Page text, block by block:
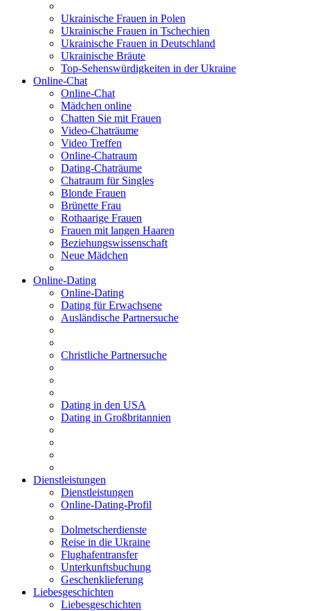
Ukrainische Frauen in Polen
Ukrainische Frauen in Tschechien
Ukrainische Frauen in Deutschland
Ukrainische Bräute
Top-Sehenswürdigkeiten in der Ukraine
Online-Chat
Online-Chat
Mädchen online
Chatten Sie mit Frauen
Video-Chaträume
Video Treffen
Online-Chatraum
Dating-Chaträume
Chatraum für Singles
Blonde Frauen
Brünette Frau
Rothaarige Frauen
Frauen mit langen Haaren
Beziehungswissenschaft
Neue Mädchen
Online-Dating
Online-Dating
Dating für Erwachsene
Ausländische Partnersuche
Christliche Partnersuche
Dating in den USA
Dating in Großbritannien
Dienstleistungen
Dienstleistungen
Online-Dating-Profil
Dolmetscherdienste
Reise in die Ukraine
Flughafentransfer
Unterkunftsbuchung
Geschenklieferung
Liebesgeschichten
Liebesgeschichten